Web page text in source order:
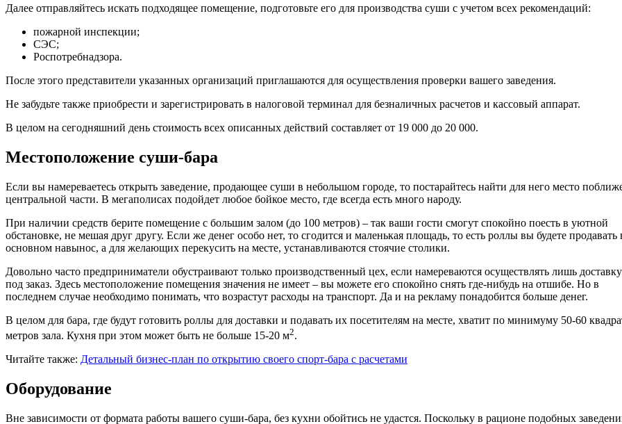
Далее отправляйтесь искать подходящее помещение, подготовьте его для производства суши с учетом всех рекомендаций:
пожарной инспекции;
СЭС;
Роспотребнадзора.
После этого представители указанных организаций приглашаются для осуществления проверки вашего заведения.
Не забудьте также приобрести и зарегистрировать в налоговой терминал для безналичных расчетов и кассовый аппарат.
В целом на сегодняшний день стоимость всех описанных действий составляет от 19 000 до 20 000.
Местоположение суши-бара
Если вы намереваетесь открыть заведение, продающее суши в небольшом городе, то постарайтесь найти для него место
центральной части. В мегаполисах подойдет любое бойкое место, где всегда есть много народу.
При наличии средств берите помещение с большим залом (до 100 метров) – так ваши гости смогут спокойно поесть в уютной
обстановке, не мешая друг другу. Если же денег особо нет, то сгодится и маленькая площадь, то есть роллы вы будете продавать
основном навынос, а для желающих перекусить на месте, устанавливаются стоячие столики.
Довольно часто предприниматели обустраивают только производственный цех, если намереваются осуществлять лишь
под заказ. Здесь местоположение помещения значения не имеет – вы можете его спокойно снять где-нибудь на отшибе. Но в
последнем случае необходимо понимать, что возрастут расходы на транспорт. Да и на рекламу понадобится больше денег.
В целом для бара, где будут готовить роллы для доставки и подавать их посетителям на месте, хватит по минимуму 50-60
метров зала. Кухня при этом может быть не больше 15-20 м2.
Читайте также: Детальный бизнес-план по открытию своего спорт-бара с расчетами
Оборудование
Вне зависимости от формата работы вашего суши-бара, без кухни обойтись не удастся. Поскольку в рационе подобных